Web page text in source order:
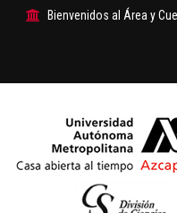
Bienvenidos al Área y